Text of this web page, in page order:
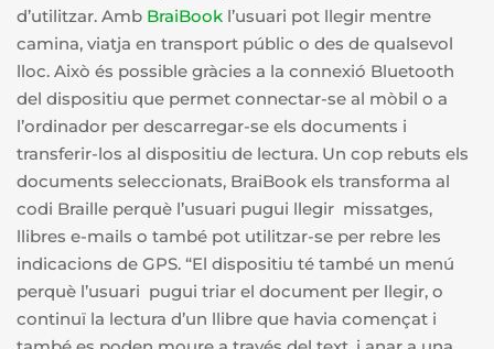
d’utilitzar. Amb BraiBook l’usuari pot llegir mentre
camina, viatja en transport públic o des de qualsevol
lloc. Això és possible gràcies a la connexió Bluetooth
del dispositiu que permet connectar-se al mòbil o a
l’ordinador per descarregar-se els documents i
transferir-los al dispositiu de lectura. Un cop rebuts els
documents seleccionats, BraiBook els transforma al
codi Braille perquè l’usuari pugui llegir missatges,
llibres e-mails o també pot utilitzar-se per rebre les
indicacions de GPS. “El dispositiu té també un menú
perquè l’usuari pugui triar el document per llegir, o
continuï la lectura d’un llibre que havia començat i